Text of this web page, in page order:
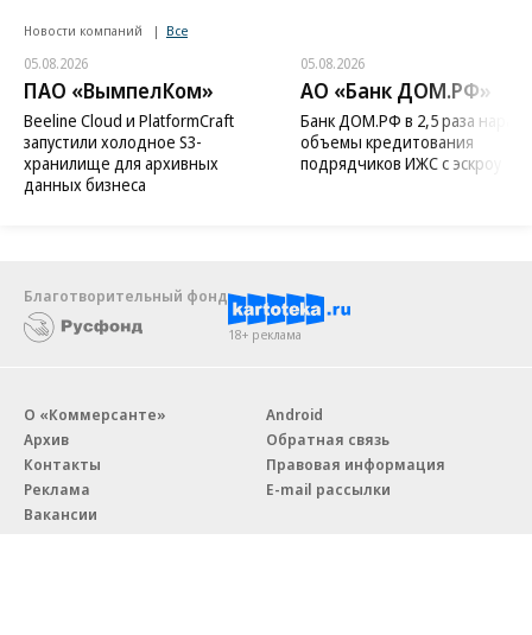
Новости компаний Все
05.08.2026
ПАО «ВымпелКом»
Beeline Cloud и PlatformCraft
запустили холодное S3-
хранилище для архивных
данных бизнеса
05.08.2026
АО «Банк ДОМ.РФ»
Банк ДОМ.РФ в 2,5 раза
объемы кредитования
подрядчиков ИЖС с эскроу
Благотворительный фонд
18+ реклама
О «Коммерсанте»
Архив
Контакты
Реклама
Вакансии
Android
Обратная связь
Правовая информация
E-mail рассылки